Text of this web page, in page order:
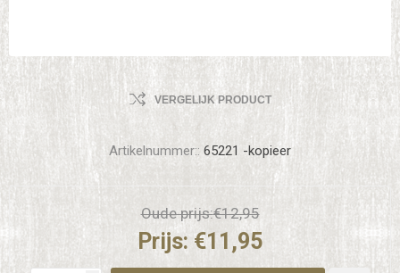
VERGELIJK PRODUCT
Artikelnummer:: 65221 -kopieer
Oude prijs:€12,95
Prijs: €11,95